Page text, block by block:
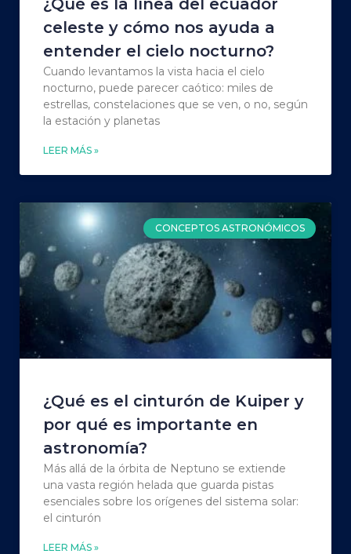
¿Qué es la línea del ecuador
celeste y cómo nos ayuda a
entender el cielo nocturno?
Cuando levantamos la vista hacia el cielo
nocturno, puede parecer caótico: miles de
estrellas, constelaciones que se ven, o no, según
la estación y planetas
LEER MÁS »
CONCEPTOS ASTRONÓMICOS
¿Qué es el cinturón de Kuiper y
por qué es importante en
astronomía?
Más allá de la órbita de Neptuno se extiende
una vasta región helada que guarda pistas
esenciales sobre los orígenes del sistema solar:
el cinturón
LEER MÁS »